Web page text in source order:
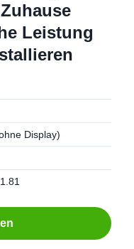
Leistung
Display)